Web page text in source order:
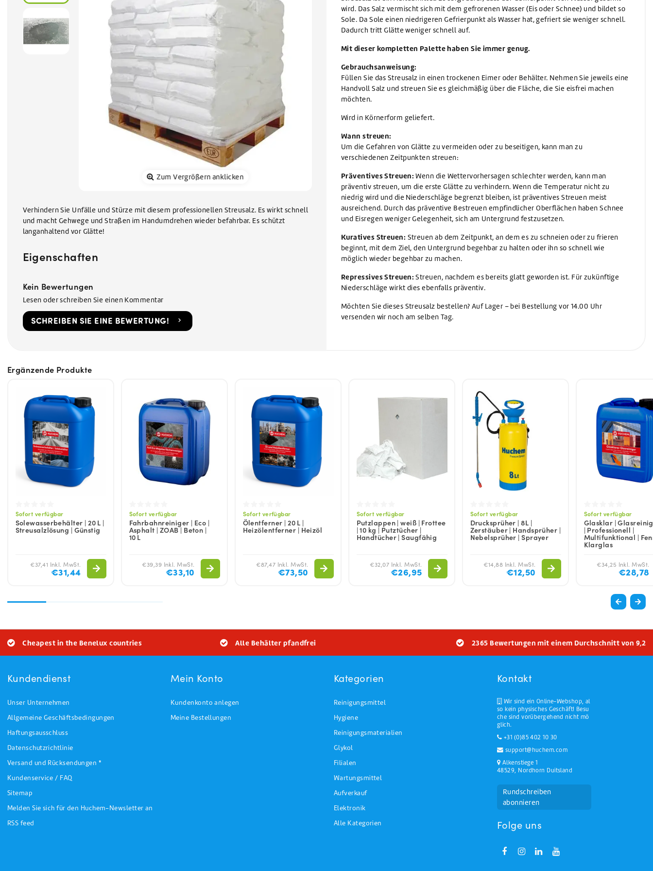
VIEW ALL FILIALEN
VIEW ALL AUFVERKAUF
Sonnenkollektoren reinigen
Geschirrreiniger
Geschirrspülmittel
Waschen
Waschmittel
Vorwaschmittel
VIEW ALL REINIGUNGSMITTEL
VIEW ALL GLYKOL
VIEW ALL WARTUNGSMITTEL
Zum Vergrößern anklicken
Verhindern Sie Unfälle und Stürze mit diesem professionellen Streusalz. Es wirkt schnell
und macht Gehwege und Straßen im Handumdrehen wieder befahrbar. Es schützt
langanhaltend vor Glätte!
Eigenschaften
Kein Bewertungen
Lesen oder schreiben Sie einen Kommentar
SCHREIBEN SIE EINE BEWERTUNG!
wird. Das Salz vermischt sich mit dem gefrorenen Wasser (Eis oder Schnee) und bildet so
Sole. Da Sole einen niedrigeren Gefrierpunkt als Wasser hat, gefriert sie weniger schnell.
Dadurch tritt Glätte weniger schnell auf.
Mit dieser kompletten Palette haben Sie immer genug.
Gebrauchsanweisung:
Füllen Sie das Streusalz in einen trockenen Eimer oder Behälter. Nehmen Sie jeweils eine
Handvoll Salz und streuen Sie es gleichmäßig über die Fläche, die Sie eisfrei machen
möchten.
Wird in Körnerform geliefert.
Wann streuen:
Um die Gefahren von Glätte zu vermeiden oder zu beseitigen, kann man zu
verschiedenen Zeitpunkten streuen:
Präventives Streuen: Wenn die Wettervorhersagen schlechter werden, kann man
präventiv streuen, um die erste Glätte zu verhindern. Wenn die Temperatur nicht zu
niedrig wird und die Niederschläge begrenzt bleiben, ist präventives Streuen meist
ausreichend. Durch das präventive Bestreuen empfindlicher Oberflächen haben Schnee
und Eisregen weniger Gelegenheit, sich am Untergrund festzusetzen.
Kuratives Streuen: Streuen ab dem Zeitpunkt, an dem es zu schneien oder zu frieren
beginnt, mit dem Ziel, den Untergrund begehbar zu halten oder ihn so schnell wie
möglich wieder begehbar zu machen.
Repressives Streuen: Streuen, nachdem es bereits glatt geworden ist. Für zukünftige
Niederschläge wirkt dies ebenfalls präventiv.
Möchten Sie dieses Streusalz bestellen? Auf Lager – bei Bestellung vor 14.00 Uhr
versenden wir noch am selben Tag.
Ergänzende Produkte
Sofort verfügbar
Solewasserbehälter | 20 L |
Streusalzlösung | Günstig
€37,41 Inkl. MwSt.
€31,44
Sofort verfügbar
Fahrbahnreiniger | Eco |
Asphalt | ZOAB | Beton |
10 L
€39,39 Inkl. MwSt.
€33,10
Sofort verfügbar
Ölentferner | 20 L |
Heizölentferner | Heizöl
€87,47 Inkl. MwSt.
€73,50
Sofort verfügbar
Putzlappen | weiß | Frottee
| 10 kg | Putztücher |
Handtücher | Saugfähig
€32,07 Inkl. MwSt.
€26,95
Sofort verfügbar
Drucksprüher | 8L |
Zerstäuber | Handsprüher |
Nebelsprüher | Sprayer
€14,88 Inkl. MwSt.
€12,50
Sofort verfügbar
Glasklar |
| Professionell |
Multifunktional |
Klarglas
€34,25 Inkl. MwSt.
€28,78
Cheapest in the Benelux countries Alle Behälter pfandfrei 2365 Bewertungen mit einem Durchschnitt von 9,2
Kundendienst
Unser Unternehmen
Allgemeine Geschäftsbedingungen
Haftungsausschluss
Datenschutzrichtlinie
Versand und Rücksendungen *
Kundenservice / FAQ
Sitemap
Melden Sie sich für den Huchem-Newsletter an
RSS feed
Mein Konto
Kundenkonto anlegen
Meine Bestellungen
Kategorien
Reinigungsmittel
Hygiene
Reinigungsmaterialien
Glykol
Filialen
Wartungsmittel
Aufverkauf
Elektronik
Alle Kategorien
Kontakt
Wir sind ein Online-Webshop, al
so kein physisches Geschäft! Besu
che sind vorübergehend nicht mö
glich.
+31 (0)85 402 10 30
support@huchem.com
Alkenstiege 1
48529, Nordhorn Duitsland
Rundschreiben
abonnieren
Folge uns